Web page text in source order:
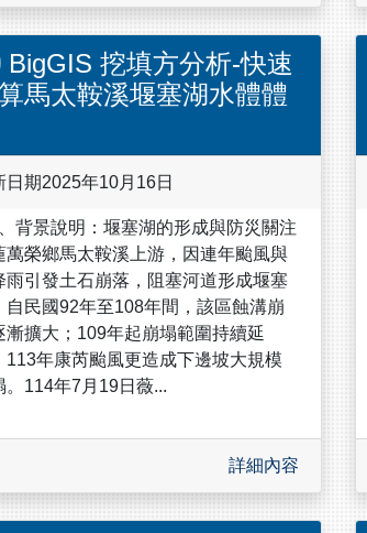
BigGIS 挖填方分析-快速
馬太鞍溪堰塞湖水體體
日期2025年10月16日
背景說明：堰塞湖的形成與防災關注
萬榮鄉馬太鞍溪上游，因連年颱風與
雨引發土石崩落，阻塞河道形成堰塞
自民國92年至108年間，該區蝕溝崩
漸擴大；109年起崩塌範圍持續延
113年康芮颱風更造成下邊坡大規模
。114年7月19日薇...
詳細內容